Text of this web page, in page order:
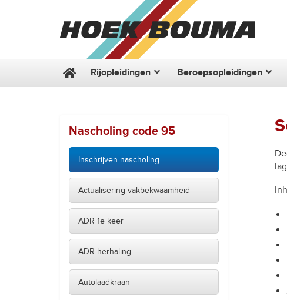
Rijopleidingen Beroepsopleidingen
Nascholing code 95
Inschrijven nascholing
Actualisering vakbekwaamheid
ADR 1e keer
ADR herhaling
Autolaadkraan